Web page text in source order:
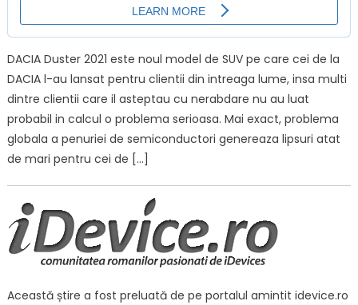
DACIA Duster 2021 este noul model de SUV pe care cei de la
DACIA l-au lansat pentru clientii din intreaga lume, insa multi
dintre clientii care il asteptau cu nerabdare nu au luat
probabil in calcul o problema serioasa. Mai exact, problema
globala a penuriei de semiconductori genereaza lipsuri atat
de mari pentru cei de […]
Această știre a fost preluată de pe portalul amintit idevice.ro